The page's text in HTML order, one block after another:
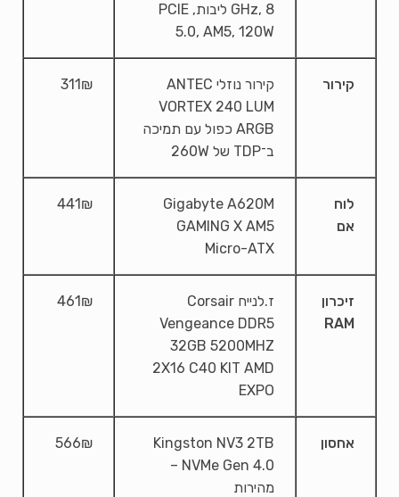
GHz, 8 ליבות, PCIE
5.0, AM5, 120W
קירור
קירור נוזלי ANTEC
VORTEX 240 LUM
ARGB כפול עם תמיכה
ב־TDP של 260W
311₪
לוח
אם
Gigabyte A620M
GAMING X AM5
Micro-ATX
441₪
זיכרון
RAM
ז.לנייח Corsair
Vengeance DDR5
32GB 5200MHZ
2X16 C40 KIT AMD
EXPO
461₪
אחסון
Kingston NV3 2TB
NVMe Gen 4.0 –
מהירות
566₪